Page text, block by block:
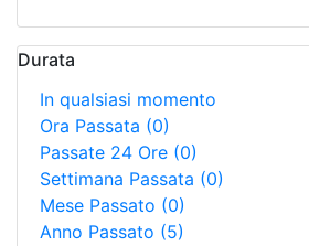
Durata
In qualsiasi momento
Ora Passata (0)
Passate 24 Ore (0)
Settimana Passata (0)
Mese Passato (0)
Anno Passato (5)